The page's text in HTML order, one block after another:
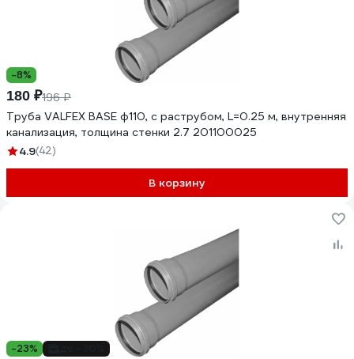
-8%
180 ₽196 ₽
Труба VALFEX BASE ф110, с раструбом, L=0.25 м, внутренняя
канализация, толщина стенки 2.7 201100025
4.9(42)
В корзину
-23%